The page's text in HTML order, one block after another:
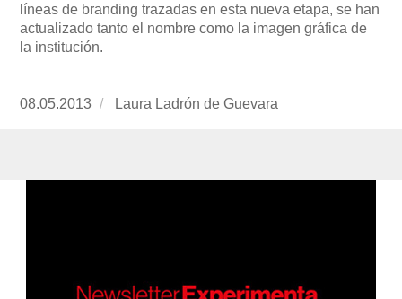
líneas de branding trazadas en esta nueva etapa, se han
actualizado tanto el nombre como la imagen gráfica de
la institución.
Publicado
08.05.2013 https://www.experimenta.es/author/
Laura Ladrón de Guevara